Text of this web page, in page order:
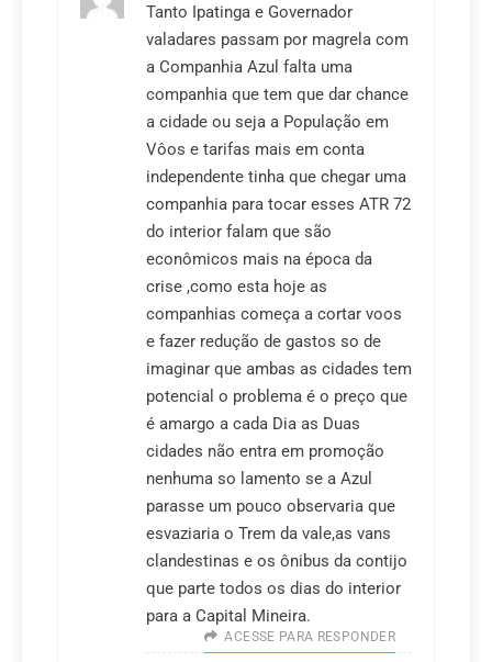
Tanto Ipatinga e Governador
valadares passam por magrela com
a Companhia Azul falta uma
companhia que tem que dar chance
a cidade ou seja a População em
Vôos e tarifas mais em conta
independente tinha que chegar uma
companhia para tocar esses ATR 72
do interior falam que são
econômicos mais na época da
crise ,como esta hoje as
companhias começa a cortar voos
e fazer redução de gastos so de
imaginar que ambas as cidades tem
potencial o problema é o preço que
é amargo a cada Dia as Duas
cidades não entra em promoção
nenhuma so lamento se a Azul
parasse um pouco observaria que
esvaziaria o Trem da vale,as vans
clandestinas e os ônibus da contijo
que parte todos os dias do interior
para a Capital Mineira.
ACESSE PARA RESPONDER